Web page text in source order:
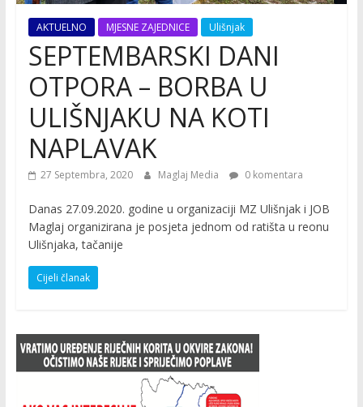
AKTUELNO MJESNE ZAJEDNICE Ulišnjak
SEPTEMBARSKI DANI
OTPORA – BORBA U
ULIŠNJAKU NA KOTI
NAPLAVAK
27 Septembra, 2020 Maglaj Media 0 komentara
Danas 27.09.2020. godine u organizaciji MZ Ulišnjak i JOB
Maglaj organizirana je posjeta jednom od ratišta u reonu
Ulišnjaka, tačanije
Cijeli članak